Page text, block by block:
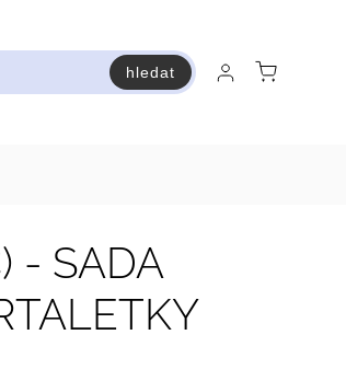
hledat
- SADA